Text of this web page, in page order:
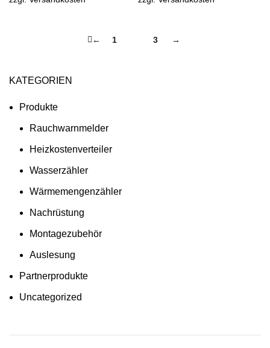
KATEGORIEN
Produkte
Rauchwarnmelder
Heizkostenverteiler
Wasserzähler
Wärmemengenzähler
Nachrüstung
Montagezubehör
Auslesung
Partnerprodukte
Uncategorized
← 1 3 →